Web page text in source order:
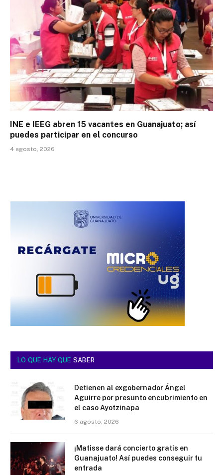
INE e IEEG abren 15 vacantes en Guanajuato; así
puedes participar en el concurso
4 agosto, 2026
LO QUE HAY QUE SABER
Detienen al exgobernador Ángel
Aguirre por presunto encubrimiento en
el caso Ayotzinapa
6 agosto, 2026
¡Matisse dará concierto gratis en
Guanajuato! Así puedes conseguir tu
entrada